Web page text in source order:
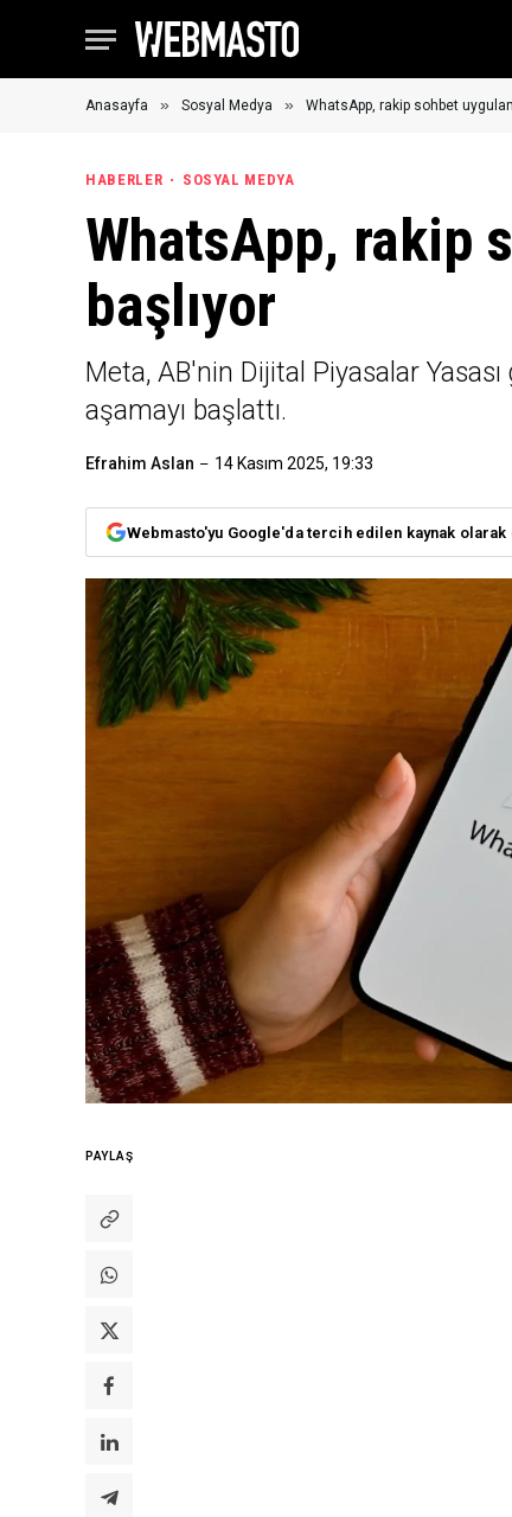
Anasayfa » Sosyal Medya » WhatsApp, rakip sohbet
HABERLER SOSYAL MEDYA
WhatsApp, rakip
başlıyor
Meta, AB'nin Dijital Piyasalar
aşamayı başlattı.
Efrahim Aslan 14 Kasım 2025, 19:33
Webmasto'yu Google'da tercih edilen kaynak olarak
PAYLAŞ